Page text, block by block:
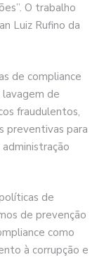
O trabalho
Luiz Rufino da
de compliance
de
fraudulentos,
preventivas para
de
de prevenção
como
à corrupção e